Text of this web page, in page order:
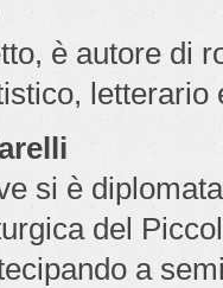
è autore di
si è
del
a